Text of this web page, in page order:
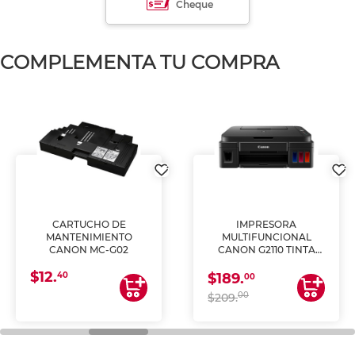
Cheque
COMPLEMENTA TU COMPRA
CARTUCHO DE
MANTENIMIENTO
CANON MC-G02
$12.40
IMPRESORA
MULTIFUNCIONAL
CANON G2110 TINTA
$189.00
$209.00